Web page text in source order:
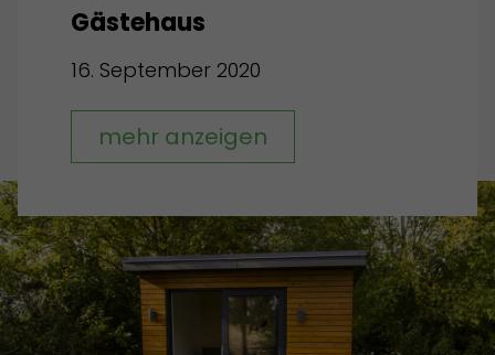
Gästehaus
16. September 2020
mehr anzeigen